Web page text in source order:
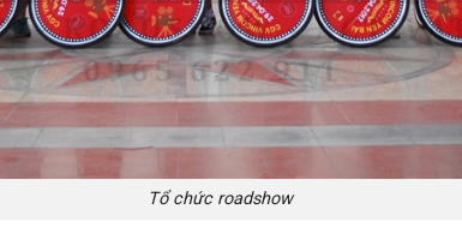
Tổ chức roadshow